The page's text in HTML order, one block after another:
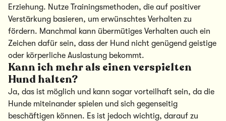
Erziehung. Nutze Trainingsmethoden, die auf positiver
Verstärkung basieren, um erwünschtes Verhalten zu
fördern. Manchmal kann übermütiges Verhalten auch ein
Zeichen dafür sein, dass der Hund nicht genügend geistige
oder körperliche Auslastung bekommt.
Kann ich mehr als einen verspielten
Hund halten?
Ja, das ist möglich und kann sogar vorteilhaft sein, da die
Hunde miteinander spielen und sich gegenseitig
beschäftigen können. Es ist jedoch wichtig, darauf zu